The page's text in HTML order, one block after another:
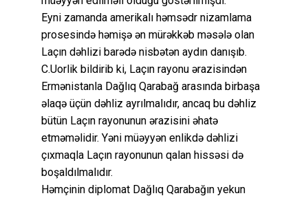
Eyni zamanda amerikalı həmsədr nizamlama
prosesində həmişə ən mürəkkəb məsələ olan
Laçın dəhlizi barədə nisbətən aydın danışıb.
C.Uorlik bildirib ki, Laçın rayonu ərazisindən
Ermənistanla Dağlıq Qarabağ arasında birbaşa
əlaqə üçün dəhliz ayrılmalıdır, ancaq bu dəhliz
bütün Laçın rayonunun ərazisini əhatə
etməməlidir. Yəni müəyyən enlikdə dəhlizi
çıxmaqla Laçın rayonunun qalan hissəsi də
boşaldılmalıdır.
Həmçinin diplomat Dağlıq Qarabağın yekun